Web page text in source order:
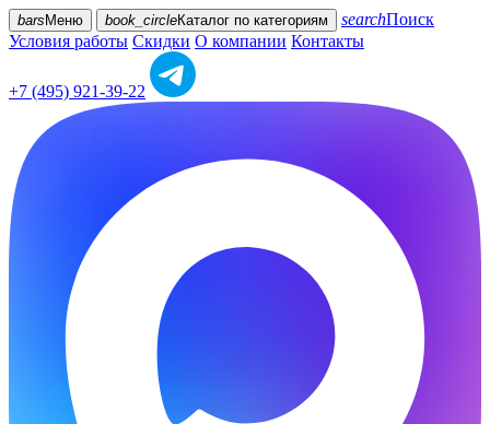
bars Меню book_circleКаталог по категориям searchПоиск
Условия работы Скидки О компании Контакты
+7 (495) 921-39-22